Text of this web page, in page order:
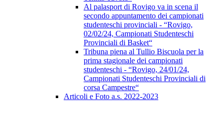
Al palasport di Rovigo va in scena il
secondo appuntamento dei campionati
studenteschi provinciali - “Rovigo,
02/02/24, Campionati Studenteschi
Provinciali di Basket“
Tribuna piena al Tullio Biscuola per la
prima stagionale dei campionati
studenteschi - “Rovigo, 24/01/24,
Campionati Studenteschi Provinciali di
corsa Campestre“
Articoli e Foto a.s. 2022-2023